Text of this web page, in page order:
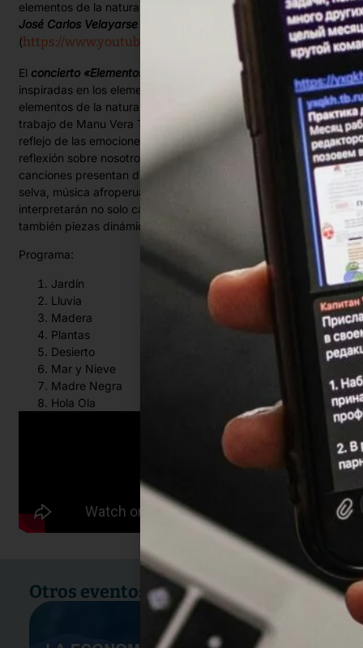
elementos de la naturaleza. Aquí se presenta en dúo con
José Carlos Velayarse en un formato acústico e íntimo.
( https://www.youtube.com/@manuveratudela)
El concierto «Elementos»
es una serie de canciones
inspiradas en los elementos de la naturaleza y su fuerza. Los
elementos de la naturaleza son una parte fundamental del
trabajo de Manu Vera Tudela, ya que se consideran un
reflejo de las emociones humanas y un medio para la
reflexión sobre nosotros mismos. Musicalmente, las
canciones presentan diferentes ritmos (de los Andes, de la
selva, música afroperuana, pero también pop). Se
interpretarán no solo canciones emotivas y reflexivas, sino
también piezas dinámicas y alegres.
Programa:
Jardín
Lluvia
Madera
Plantas
Desierto
Mar y Nieve
Madre Negra
Hola Ola
Otros eventos: